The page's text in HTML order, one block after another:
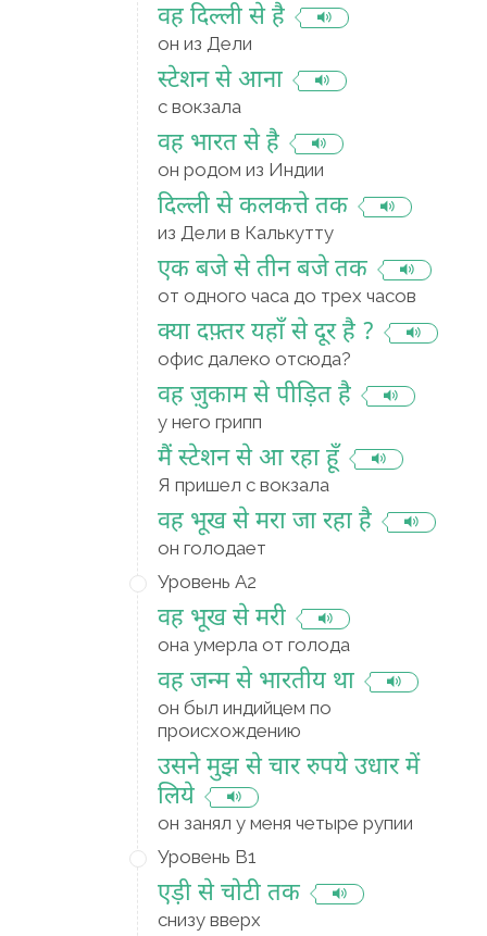
वह दिल्ली से है
он из Дели
स्टेशन से आना
с вокзала
वह भारत से है
он родом из Индии
दिल्ली से कलकत्ते तक
из Дели в Калькутту
एक बजे से तीन बजे तक
от одного часа до трех часов
क्या दफ़्तर यहाँ से दूर है ?
офис далеко отсюда?
वह ज़ुकाम से पीड़ित है
у него грипп
मैं स्टेशन से आ रहा हूँ
Я пришел с вокзала
वह भूख से मरा जा रहा है
он голодает
Уровень A2
वह भूख से मरी
она умерла от голода
वह जन्म से भारतीय था
он был индийцем по
происхождению
उसने मुझ से चार रुपये उधार में
लिये
он занял у меня четыре рупии
Уровень B1
एड़ी से चोटी तक
снизу вверх